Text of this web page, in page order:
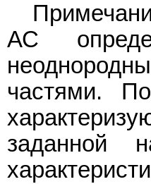
АС
частями.
заданной